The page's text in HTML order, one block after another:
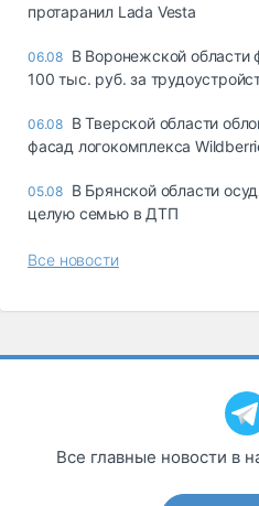
протаранил Lada Vesta
06.08 В Воронежской
100 тыс. руб. за
06.08 В Тверской области
фасад логокомплекса
05.08 В Брянской области
целую семью в ДТП
Все новости
Все главные новости в